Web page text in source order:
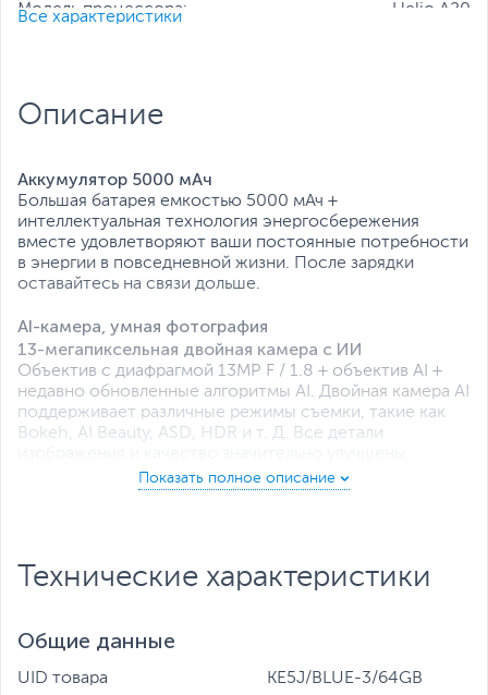
Модель процессора:
Helio A20
Тип SIM-карты:
Все характеристики
Описание
Аккумулятор 5000 мАч
Большая батарея емкостью 5000 мАч +
интеллектуальная технология энергосбережения
вместе удовлетворяют ваши постоянные потребности
в энергии в повседневной жизни. После зарядки
оставайтесь на связи дольше.
AI-камера, умная фотография
13-мегапиксельная двойная камера с ИИ
Объектив с диафрагмой 13MP F / 1.8 + объектив AI +
недавно обновленные алгоритмы AI. Двойная камера AI
поддерживает различные режимы съемки, такие как
Bokeh, AI Beauty, ASD, HDR и т. Д. Все детали
Двойная задняя вспышка заполняет свет в темноте,
чтобы обеспечить лучший фотоэффект. Возьмите
Распознавание сцены AI
контент и подберет подходящий цвет или световые
всегда под рукой.
Технические характеристики
Общие данные
UID товара KE5J/BLUE-3/64GB